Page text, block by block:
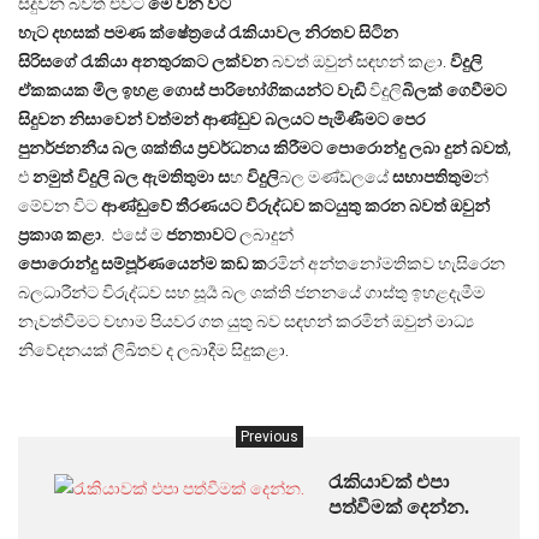
හැටදහසක්පමණක්ෂේත්‍රයේරැකියාවල නිරතවසිටින
සිරිසගේරැකියාඅනතුරකටලක්වනබවත් ඔවුන් සඳහන් කළා. විදුලි
ඒකකයකමිල ඉහළ ගොස්පාරිභෝගිකයන්ටවැඩිවිදුලිබිලක්ගෙවීමට
සිදුවන නිසාවෙන් වත්මන් ආණ්ඩුවබලයට පැමිණීමට පෙර
පුනර්ජනනීයබල ශක්තියප්‍රවර්ධනයකිරීමට පොරොන්දු ලබා දුන් බවත්,
එනමුත්විදුලිබල ඇමතිතුමාසහවිදුලිබල මණ්ඩලයේසභාපතිතුමන්
මේවන විටආණ්ඩුවේතීරණයටවිරුද්ධවකටයුතුකරන බවත් ඔවුන්
ප්‍රකාශ කළා . එසේ මජනතාවටලබාදුන්
පොරොන්දුසම්පූර්ණයෙන්මකඩකරමින් අන්තනෝමතිකව හැසිරෙන
බලධාරීන්ට විරුද්ධව සහ සූර්‍ය බල ශක්ති ජනනයේ ගාස්තු ඉහළදැමීම
නැවත්වීමට වහාම පියවර ගත යුතු බව සඳහන් කරමින් ඔවුන් මාධ්‍ය
නිවේදනයක් ලිඛිතව ද ලබාදීම සිදුකළා.
Previous
රැකියාවක් එපා
පත්වීමක් දෙන්න.